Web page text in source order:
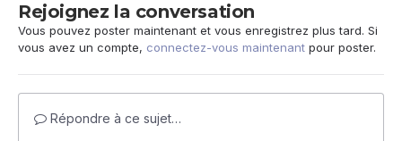
Rejoignez la conversation
Vous pouvez poster maintenant et vous enregistrez plus tard. Si
vous avez un compte, connectez-vous maintenant pour poster.
Répondre à ce sujet…